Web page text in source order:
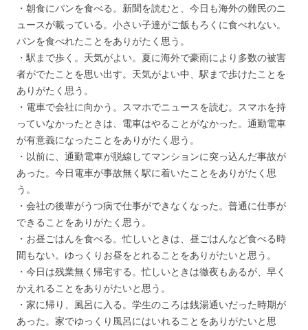
・朝食にパンを食べる。新聞を読むと、今日も海外の難民のニ
ュースが載っている。小さい子達がご飯もろくに食べれない。
パンを食べれたことをありがたく思う。
・駅まで歩く。天気がよい。夏に海外で豪雨により多数の被害
者がでたことを思い出す。天気がよい中、駅まで歩けたことを
ありがたく思う。
・電車で会社に向かう。スマホでニュースを読む。スマホを持
っていなかったときは、電車はやることがなかった。通勤電車
が有意義になったことをありがたく思う。
・以前に、通勤電車が脱線してマンションに突っ込んだ事故が
あった。今日電車が事故無く駅に着いたことをありがたく思
う。
・会社の後輩がうつ病で仕事ができなくなった。普通に仕事が
できることをありがたく思う。
・お昼ごはんを食べる。忙しいときは、昼ごはんなど食べる時
間もない。ゆっくりお昼をとれることをありがたいと思う。
・今日は残業無く帰宅する。忙しいときは徹夜もあるが、早く
かえれることをありがたいと思う。
・家に帰り、風呂に入る。学生のころは銭湯通いだった時期が
あった。家でゆっくり風呂にはいれることをありがたいと思